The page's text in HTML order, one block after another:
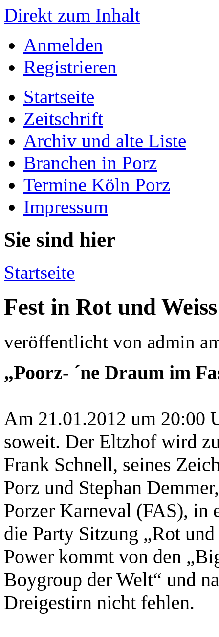
Direkt zum Inhalt
Anmelden
Registrieren
Startseite
Zeitschrift
Archiv und alte Liste
Branchen in Porz
Termine Köln Porz
Impressum
Sie sind hier
Startseite
Fest in Rot und
veröffentlicht von admin
„Poorz- ´ne Draum im
Am 21.01.2012 um 20:00
soweit. Der Eltzhof wird
Frank Schnell, seines
Porz und Stephan
Porzer Karneval (FAS), in
die Party Sitzung „Rot
Power kommt von den
Boygroup der Welt“ und
Dreigestirn nicht fehlen.